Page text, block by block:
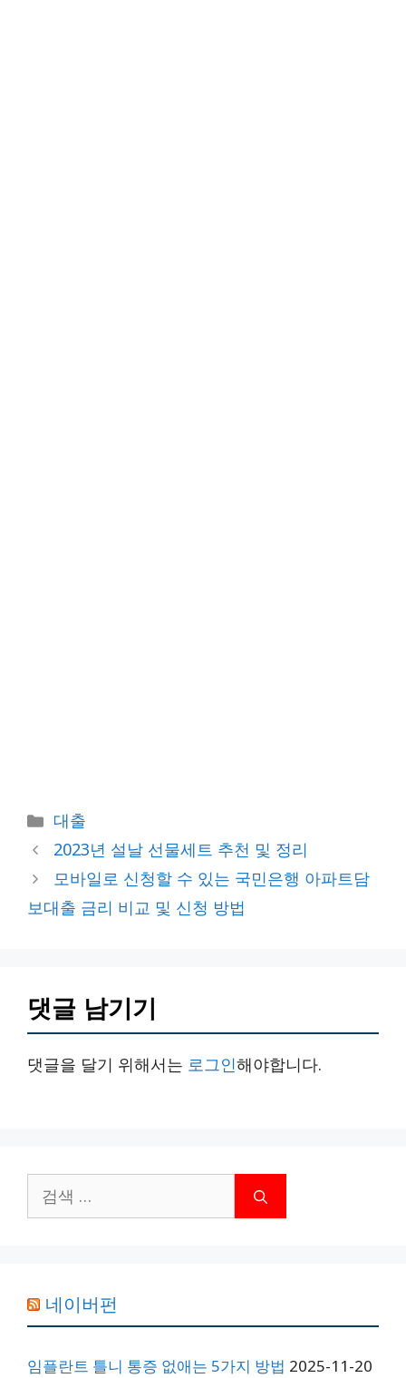
카
테
리
대출
2023년 설날 선물세트 추천 및 정리
모바일로 신청할 수 있는 국민은행 아파트담
보대출 금리 비교 및 신청 방법
댓글 남기기
댓글을 달기 위해서는 로그인해야합니다.
색:
네이버펀
임플란트 틀니 통증 없애는 5가지 방법 2025-11-20